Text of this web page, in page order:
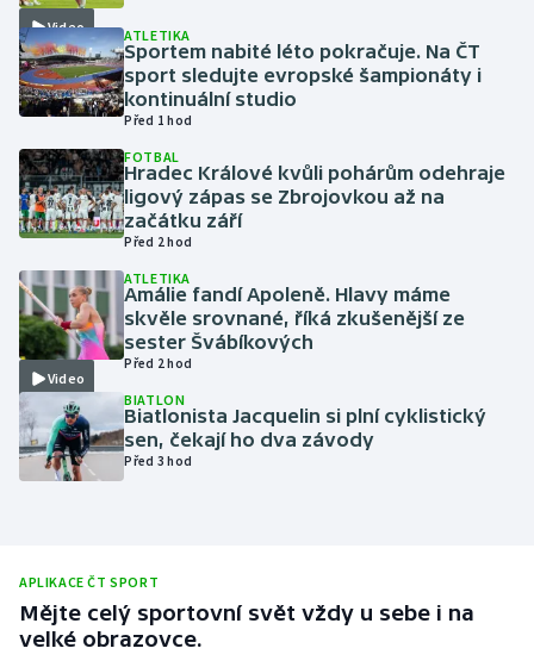
Judo
Krasobruslení
Lyže a snowboard
Moderní pětiboj
Motorsport
Olympijské hry
Parasport
Plavání
Ragby
Rychlobruslení
Video ATLETIKA
Sportem nabité léto pokračuje. Na ČT
sport sledujte evropské šampionáty i
kontinuální studio
Před 1 hod
FOTBAL
Hradec Králové kvůli pohárům odehraje
ligový zápas se Zbrojovkou až na
začátku září
Před 2 hod
Video
ATLETIKA
Amálie fandí Apoleně. Hlavy máme
skvěle srovnané, říká zkušenější ze
sester Švábíkových
Před 2 hod
BIATLON
Biatlonista Jacquelin si plní cyklistický
sen, čekají ho dva závody
Před 3 hod
APLIKACE ČT SPORT
Mějte celý sportovní svět vždy u sebe i na
velké obrazovce.